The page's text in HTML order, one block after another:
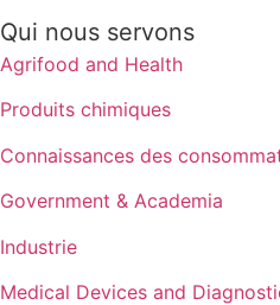
Qui nous servons
Agrifood and Health
Produits chimiques
Connaissances des
Government & Academia
Industrie
Medical Devices and